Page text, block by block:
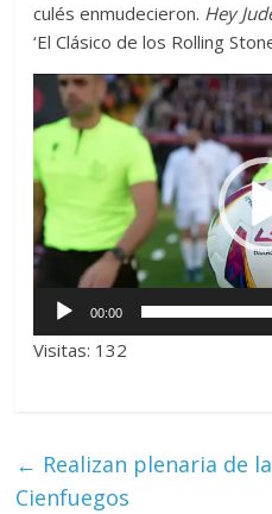
culés enmudecieron. Hey
‘El Clásico de los Rolling
Reproductor
de
vídeo
00:00
Visitas: 132
← Realizan plenaria de
Cienfuegos